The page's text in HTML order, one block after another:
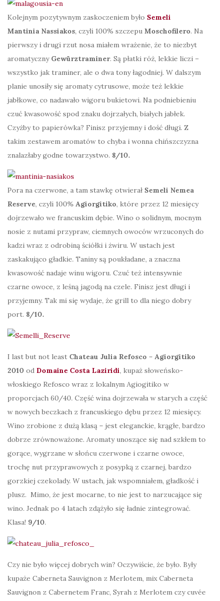
Kolejnym pozytywnym zaskoczeniem było Semeli
Mantinia Nassiakos, czyli 100% szczepu Moschofilero. Na
pierwszy i drugi rzut nosa miałem wrażenie, że to niezbyt
aromatycznyGewürztraminer. Są płatki róż, lekkie liczi –
wszystko jak traminer, ale o dwa tony łagodniej. W dalszym
planie unosiły się aromaty cytrusowe, może też lekkie
jabłkowe, co nadawało wigoru bukietowi. Na podniebieniu
czuć kwasowość spod znaku dojrzałych, białych jabłek.
Czyżby to papierówka? Finisz przyjemny i dość długi. Z
takim zestawem aromatów to chyba i wonna chińszczyzna
znalazłaby godne towarzystwo. 8/10.
Pora na czerwone, a tam stawkę otwierałSemeli Nemea
Reserve, czyli 100% Agiorgitiko, które przez 12 miesięcy
dojrzewało we francuskim dębie. Wino o solidnym, mocnym
nosie z nutami przypraw, ciemnych owoców wrzuconych do
kadzi wraz z odrobiną ściółki i żwiru. W ustach jest
zaskakująco gładkie. Taniny są poukładane, a znaczna
kwasowość nadaje winu wigoru. Czuć też intensywnie
czarne owoce, z leśną jagodą na czele. Finisz jest długi i
przyjemny. Tak mi się wydaje, że grill to dla niego dobry
port. 8/10.
I last but not least Chateau Julia Refosco – Agiorgitiko
2010 od Domaine Costa Laziridi, kupaż słoweńsko-
włoskiego Refosco wraz z lokalnym Agiogitiko w
proporcjach 60/40. Część wina dojrzewała w starych a część
w nowych beczkach z francuskiego dębu przez 12 miesięcy.
Wino zrobione z dużą klasą – jest eleganckie, krągłe, bardzo
dobrze zrównoważone. Aromaty unoszące się nad szkłem to
gorące, wygrzane w słońcu czerwone i czarne owoce,
trochę nut przyprawowych z posypką z czarnej, bardzo
gorzkiej czekolady. W ustach, jak wspomniałem, gładkość i
plusz. Mimo, że jest mocarne, to nie jest to narzucające się
wino. Jednak po 4 latach zdążyło się ładnie zintegrować.
Klasa! 9/10.
Czy nie było więcej dobrych win? Oczywiście, że było. Były
kupaże Caberneta Sauvignon z Merlotem, mix Caberneta
Sauvignon z Cabernetem Franc, Syrah z Merlotem czy cuvée